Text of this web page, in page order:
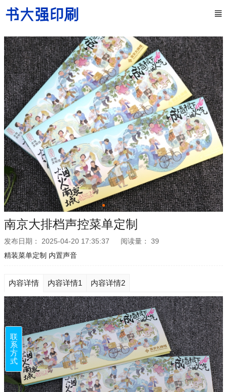
南京大排档声控菜单定制
发布日期： 2025-04-20 17:35:37 阅读量：
39
精装菜单定制 内置声音
内容详情 内容详情1 内容详情2
联
系
方
式